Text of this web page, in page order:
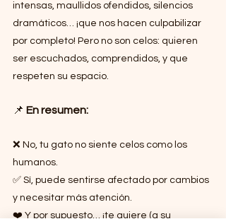
intensas, maullidos ofendidos, silencios
dramáticos… ¡que nos hacen culpabilizar
por completo! Pero no son celos: quieren
ser escuchados, comprendidos, y que
respeten su espacio.
📌 En resumen:
❌ No, tu gato no siente celos como los
humanos.
✅ Sí, puede sentirse afectado por cambios
y necesitar más atención.
❤️ Y por supuesto… ¡te quiere (a su